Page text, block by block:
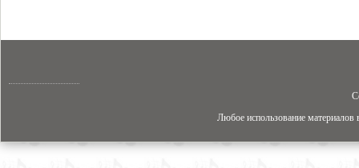
Любое использование материалов